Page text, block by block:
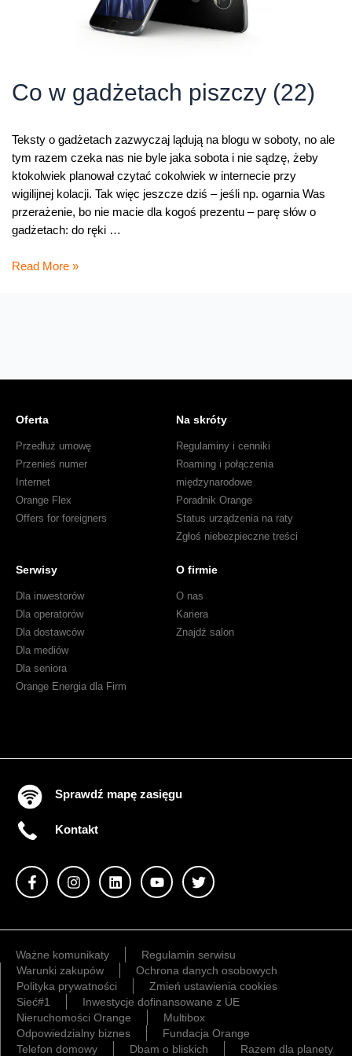
Co w gadżetach piszczy (22)
Teksty o gadżetach zazwyczaj lądują na blogu w soboty, no ale
tym razem czeka nas nie byle jaka sobota i nie sądzę, żeby
ktokolwiek planował czytać cokolwiek w internecie przy
wigilijnej kolacji. Tak więc jeszcze dziś – jeśli np. ogarnia Was
przerażenie, bo nie macie dla kogoś prezentu – parę słów o
gadżetach: do ręki …
Co
Read More »
Oferta
Przedłuż umowę
Przenieś numer
Internet
Orange Flex
Offers for foreigners
Na skróty
Regulaminy i cenniki
Roaming i połączenia
międzynarodowe
Poradnik Orange
Status urządzenia na raty
Zgłoś niebezpieczne treści
Serwisy
Dla inwestorów
Dla operatorów
Dla dostawców
Dla mediów
Dla seniora
Orange Energia dla Firm
O firmie
O nas
Kariera
Znajdź salon
Sprawdź mapę zasięgu
Kontakt
Ważne komunikaty
Regulamin serwisu
Warunki zakupów
Ochrona danych osobowych
Polityka prywatności
Zmień ustawienia cookies
Sieć#1
Inwestycje dofinansowane z UE
Nieruchomości Orange
Multibox
Odpowiedzialny biznes
Fundacja Orange
Telefon domowy
Dbam o bliskich Razem dla planety